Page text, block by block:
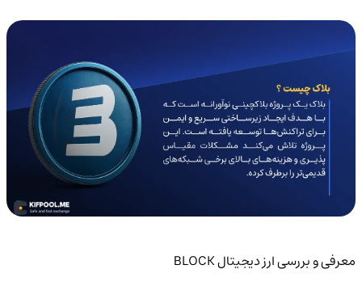
معرفی و بررسی ارز دیجیتال BLOCK